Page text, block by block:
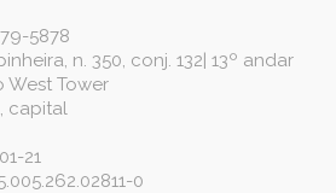
5878
n. 350, conj. 132| 13º andar
West Tower
capital
21
0